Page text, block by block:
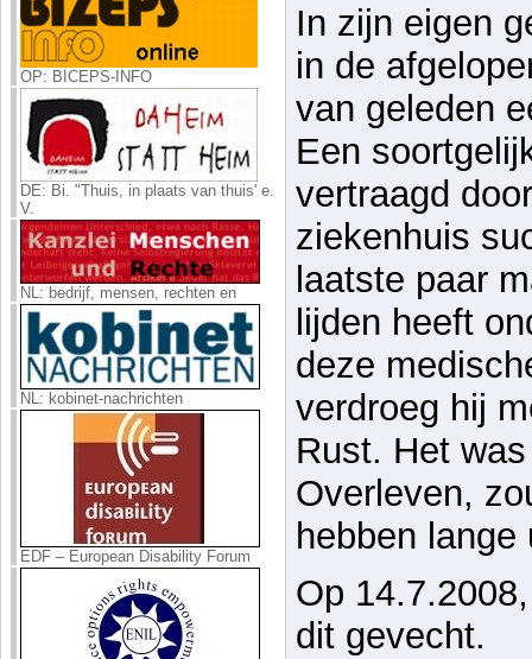
OP: BICEPS-INFO
DE: Bi. "Thuis, in plaats van thuis' e.
V.
NL: bedrijf, mensen, rechten en
NL: kobinet-nachrichten
EDF – European Disability Forum
In zijn eigen
in de
van geleden
Een
vertraagd
ziekenhuis
laatste paar
lijden heeft
deze
verdroeg hij
Rust. Het
Overleven,
hebben lange
Op
dit gevecht.